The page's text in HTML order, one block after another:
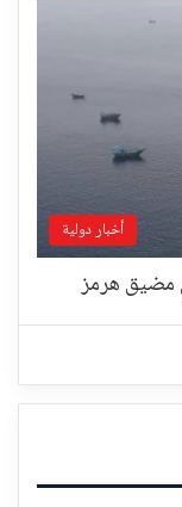
أخبار دولية